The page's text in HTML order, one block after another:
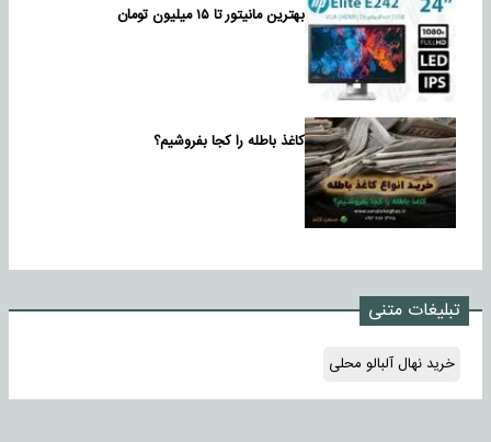
بهترین مانیتور تا ۱۵ میلیون تومان
کاغذ باطله را کجا بفروشیم؟
تبلیغات متنی
خرید نهال آلبالو محلی